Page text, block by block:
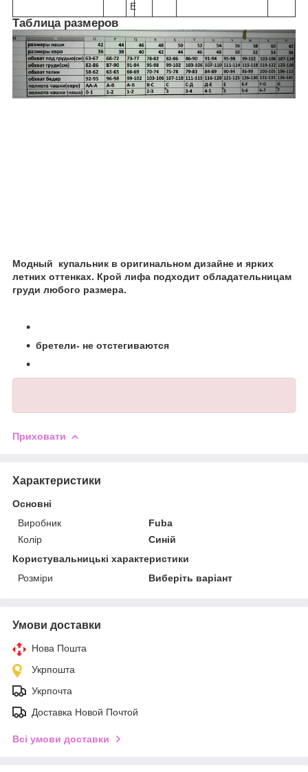
E
Таблица размеров
Модный
купальник в оригинальном дизайне и ярких
летних оттенках. Крой лифа подходит обладательницам
груди любого размера.
бретели- не отстегиваются
Приховати
Характеристики
Основні
Виробник
Fuba
Колір
Синій
Користувальницькі характеристики
Розміри
Виберіть варіант
Умови доставки
Нова Пошта
Укрпошта
Укрпочта
Доставка Новой Почтой
Всі умови доставки